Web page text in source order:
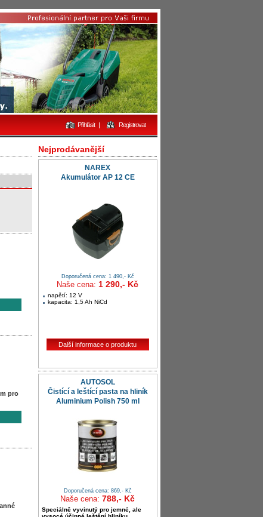
Přihlásit | Registrovat
pro
Nejprodávanější
NAREX
Akumulátor AP 12 CE
Doporučená cena: 1 490,- Kč
Naše cena: 1 290,- Kč
napětí: 12 V
kapacita: 1,5 Ah NiCd
Další informace o produktu
AUTOSOL
Čistící a leštící pasta na hliník
Aluminium Polish 750 ml
Doporučená cena: 869,- Kč
Naše cena: 788,- Kč
Speciálně vyvinutý pro jemné, ale